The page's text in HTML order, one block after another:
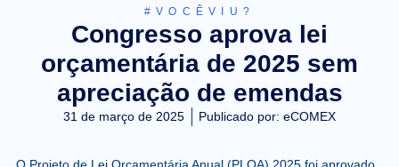
#VOCÊVIU?
Congresso aprova lei
orçamentária de 2025 sem
apreciação de emendas
31 de março de 2025 Publicado por: eCOMEX